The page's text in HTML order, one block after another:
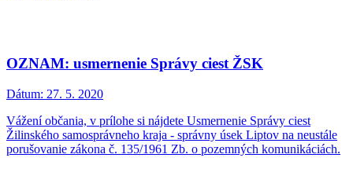
OZNAM: usmernenie Správy ciest ŽSK
Dátum: 27. 5. 2020
Vážení občania, v prílohe si nájdete Usmernenie Správy ciest
Žilinského samosprávneho kraja - správny úsek Liptov na neustále
porušovanie zákona č. 135/1961 Zb. o pozemných komunikáciách.